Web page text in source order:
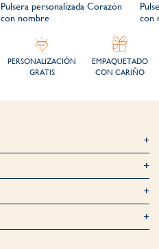
Pulsera personalizada Corazón
con nombre
con
PERSONALIZACIÓN
GRATIS
EMPAQUETADO
CON CARIÑO